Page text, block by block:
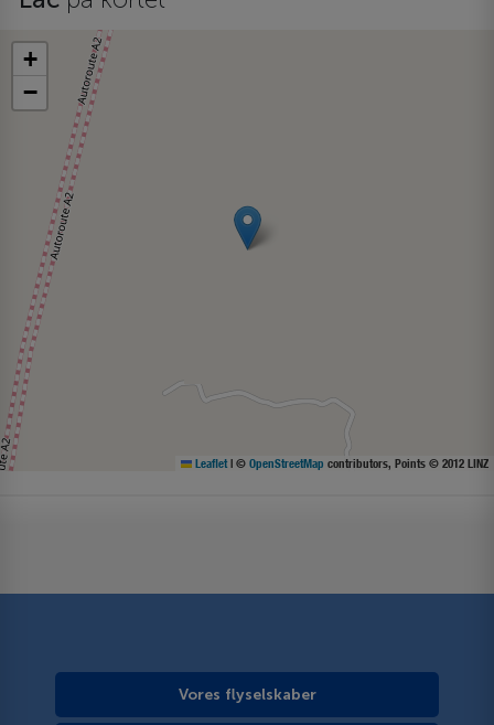
+
−
Leaflet | © OpenStreetMap contributors, Points © 2012 LINZ
Vores flyselskaber